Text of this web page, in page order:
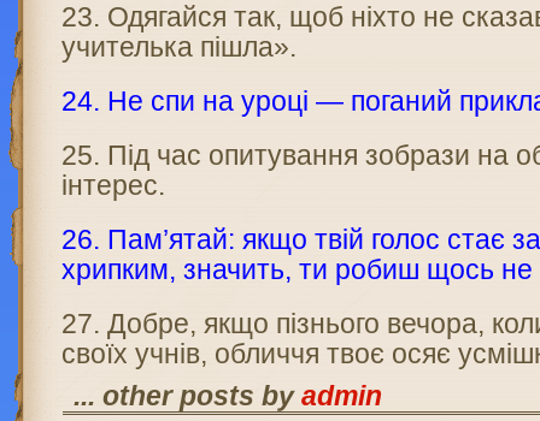
23. Одягайся так, щоб ніхто не
учитель­ка пішла».
24. Не спи на уроці — поганий
25. Під час опитування зобрази на
інтерес.
26. Пам’ятай: якщо твій голос стає
хрипким, значить, ти робиш щось не
27. Добре, якщо пізнього вечора,
своїх учнів, облич­чя твоє осяє
... other posts byadmin